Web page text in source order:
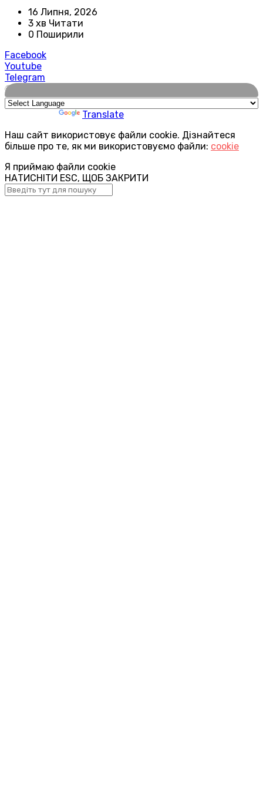
16 Липня, 2026
3 хв Читати
0 Поширили
Facebook
Youtube
Telegram
🌍
Translate
Наш сайт використовує файли cookie. Дізнайтеся
більше про те, як ми використовуємо файли: cookie
Я приймаю файли cookie
НАТИСНІТИ ESC, ЩОБ ЗАКРИТИ